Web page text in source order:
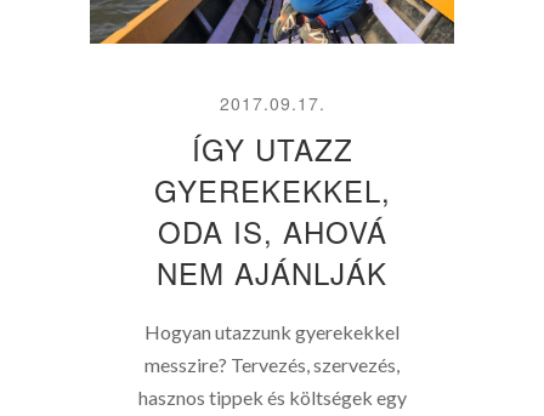
2017.09.17.
ÍGY UTAZZ
GYEREKEKKEL,
ODA IS, AHOVÁ
NEM AJÁNLJÁK
Hogyan utazzunk gyerekekkel
messzire? Tervezés, szervezés,
hasznos tippek és költségek egy